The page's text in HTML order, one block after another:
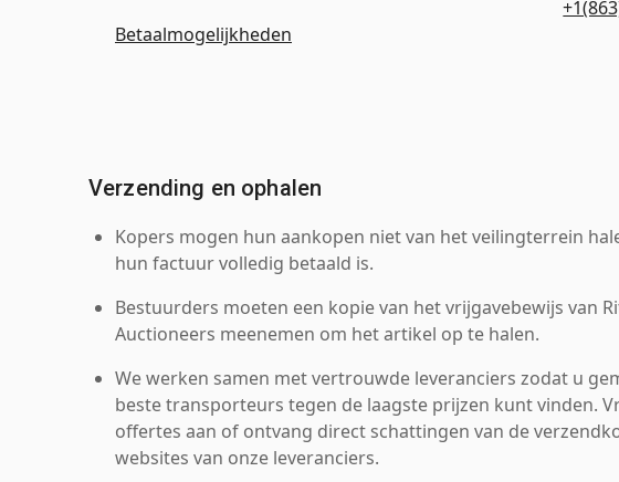
Betaalmogelijkheden
Verzending en ophalen
Kopers mogen hun aankopen niet van het veilingterrein
hun factuur volledig betaald is.
Bestuurders moeten een kopie van het vrijgavebewijs van
Auctioneers meenemen om het artikel op te halen.
We werken samen met vertrouwde leveranciers zodat u
beste transporteurs tegen de laagste prijzen kunt vinden.
offertes aan of ontvang direct schattingen van de
websites van onze leveranciers.